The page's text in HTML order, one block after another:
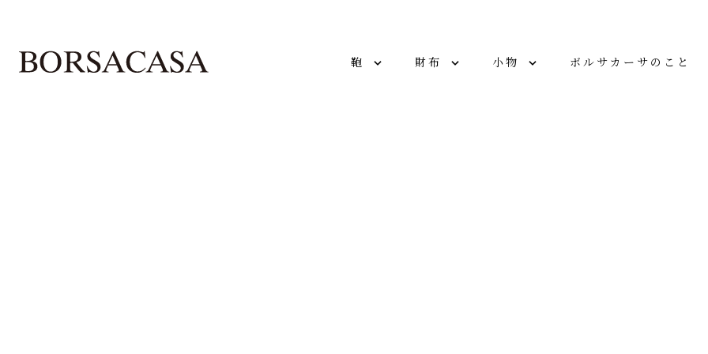
鞄 財布 小物 ボルサカーサのこと